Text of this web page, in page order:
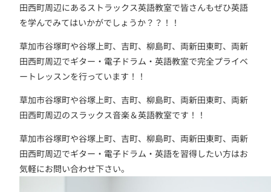
田西町周辺にあるストラックス英語教室で皆さんもぜひ英語
を学んでみてはいかがでしょうか？？！！
草加市谷塚町や谷塚上町、吉町、柳島町、両新田東町、両新
田西町周辺でギター・電子ドラム・英語教室で完全プライベ
ートレッスンを行っています！！
草加市谷塚町や谷塚上町、吉町、柳島町、両新田東町、両新
田西町周辺のスラックス音楽＆英語教室です！！
草加市谷塚町や谷塚上町、吉町、柳島町、両新田東町、両新
田西町周辺でギター・電子ドラム・英語を習得したい方はお
気軽にお問い合わせ下さい。